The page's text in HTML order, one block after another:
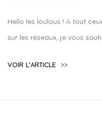
Hello les loulous ! A tout
sur les réseaux, je vous
VOIR L'ARTICLE >>